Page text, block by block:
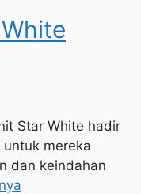
Star White hadir
mereka
dan keindahan